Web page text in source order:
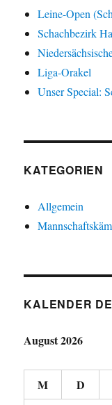
Leine-Open
Schachbezirk
Liga-Orakel
Unser Special:
KATEGORIEN
Allgemein
KALENDER
August 2026
M D